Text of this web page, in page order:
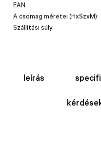
EAN
A csomag méretei (HxSzxM):
Szállítási súly
leírás